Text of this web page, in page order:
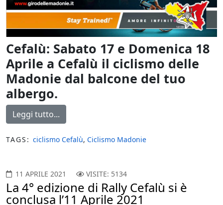
Cefalù: Sabato 17 e Domenica 18
Aprile a Cefalù il ciclismo delle
Madonie dal balcone del tuo
albergo.
Leggi tutto...
TAGS: ciclismo Cefalù, Ciclismo Madonie
11 APRILE 2021 VISITE: 5134
La 4° edizione di Rally Cefalù si è
conclusa l’11 Aprile 2021